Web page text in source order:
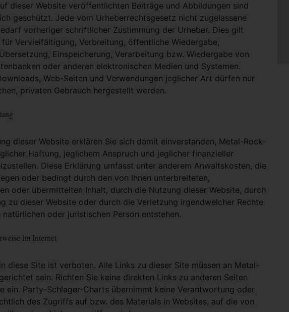
dieser Website veröffentlichten Beiträge und Abbildungen sind
geschützt. Jede vom Urheberrechtsgesetz nicht zugelassene
vorheriger schriftlicher Zustimmung der Urheber. Dies gilt
für Vervielfältigung, Verbreitung, öffentliche Wiedergabe,
Einspeicherung, Verarbeitung bzw. Wiedergabe von
oder anderen elektronischen Medien und Systemen.
Web-Seiten und Verwendungen jeglicher Art dürfen nur
privaten Gebrauch hergestellt werden.
dieser Website erklären Sie sich damit einverstanden, Metal-Rock-
Haftung, jeglichem Anspruch und jeglicher finanzieller
Diese Erklärung umfasst unter anderem Anwaltskosten, die
oder bedingt durch den von Ihnen unterbreiteten,
oder übermittelten Inhalt, durch die Nutzung dieser Website, durch
zu dieser Website oder durch die Verletzung irgendwelcher Rechte
natürlichen oder juristischen Person entstehen.
im Internet
diese Site ist verboten. Alle Links zu dieser Site müssen an Metal-
sein. Richten Sie keine direkten Links zu anderen Seiten
ein. Party-Schlager-Charts übernimmt keine Verantwortung oder
des Zugriffs auf bzw. des Materials in Websites, auf die von